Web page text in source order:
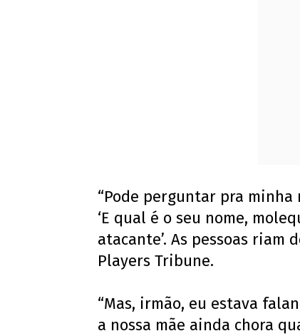
“Pode perguntar pra minha
‘E qual é o seu nome,
atacante’. As pessoas riam
Players Tribune.
“Mas, irmão, eu estava
a nossa mãe ainda chora